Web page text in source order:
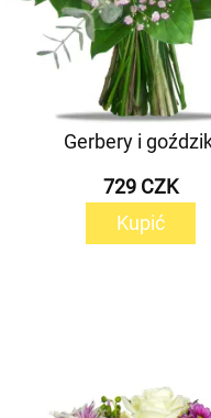
Gerbery i
729 CZK
Kupić